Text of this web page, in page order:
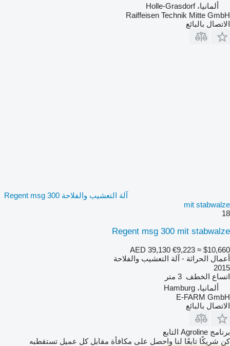
ألمانيا، Holle-Grasdorf
Raiffeisen Technik Mitte GmbH
الاتصال بالبائع
آلة التعشيب والفلاحة Regent msg 300
mit stabwalze
18
Regent msg 300 mit stabwalze
AED 39,130 €9,223 ≈ $10,660
أعمال الحراثة - آلة التعشيب والفلاحة
2015
اتساع الخطف 3 متر
ألمانيا، Hamburg
E-FARM GmbH
الاتصال بالبائع
برنامج Agroline التابع
كن شريكًا تابعًا لنا واحصل على مكافأة مقابل كل عميل تستقطبه